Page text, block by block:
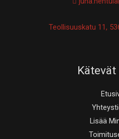
Teollisuuskatu 11,
Lisää